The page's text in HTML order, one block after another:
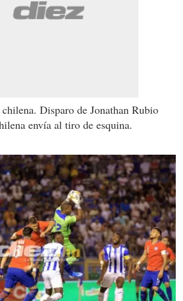
Disparo de Jonathan Rubio
envía al tiro de esquina.